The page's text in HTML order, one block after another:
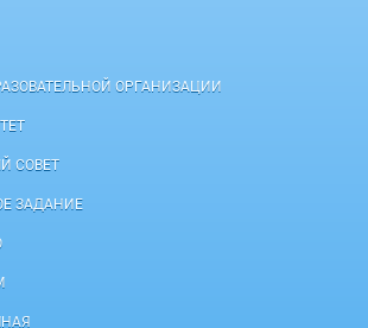
ОРГАНИЗАЦИИ
СОВЕТ
ЗАДАНИЕ